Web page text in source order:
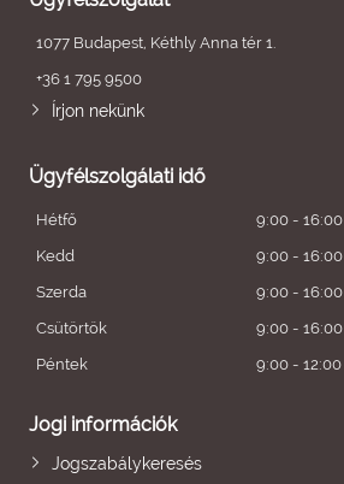
1077 Budapest, Kéthly Anna tér 1.
+36 1 795 9500
Írjon nekünk
Ügyfélszolgálati idő
Hétfő
9:00 - 16:00
Kedd
9:00 - 16:00
Szerda
9:00 - 16:00
Csütörtök
9:00 - 16:00
Péntek
9:00 - 12:00
Jogi információk
Jogszabálykeresés